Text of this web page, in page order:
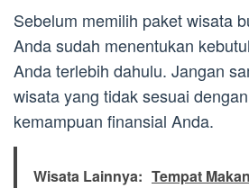
Sebelum memilih paket wisata
Anda sudah menentukan
Anda terlebih dahulu. Jangan
wisata yang tidak sesuai
kemampuan finansial Anda.
Wisata Lainnya: Tempat